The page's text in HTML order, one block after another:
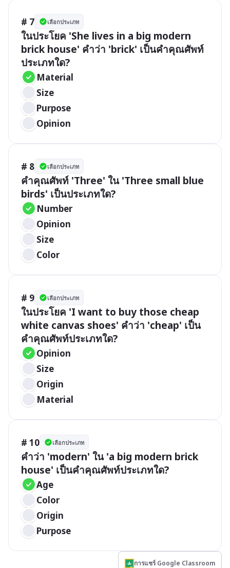
# 7 เลือกประเภท
ในประโยค 'She lives in a big modern
brick house' คำว่า 'brick' เป็นคำคุณศัพท์
ประเภทใด?
Material
Size
Purpose
Opinion
# 8 เลือกประเภท
คำคุณศัพท์ 'Three' ใน 'Three small blue
birds' เป็นประเภทใด?
Number
Opinion
Size
Color
# 9 เลือกประเภท
ในประโยค 'I want to buy those cheap
white canvas shoes' คำว่า 'cheap' เป็น
คำคุณศัพท์ประเภทใด?
Opinion
Size
Origin
Material
# 10 เลือกประเภท
คำว่า 'modern' ใน 'a big modern brick
house' เป็นคำคุณศัพท์ประเภทใด?
Age
Color
Origin
Purpose
การแชร์ Google Classroom